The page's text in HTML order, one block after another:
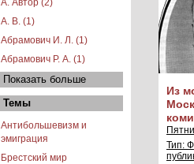
А. Автор (2)
А. В. (1)
Абрамович И. Л. (1)
Абрамович Р. А. (1)
Показать больше
Темы
Антибольшевизм и
эмиграция
Брестский мир
Из
Тип: